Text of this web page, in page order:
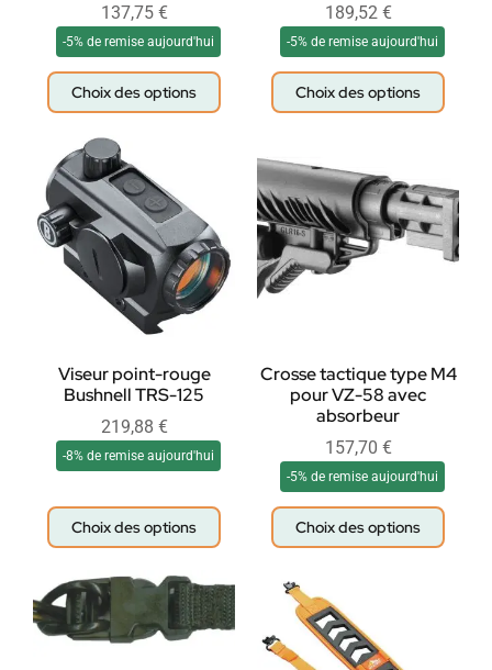
137,75 €
-5% de remise aujourd'hui
Choix des options
189,52 €
-5% de remise aujourd'hui
Choix des options
Viseur point-rouge
Bushnell TRS-125
219,88 €
-8% de remise aujourd'hui
Choix des options
Crosse tactique type M4
pour VZ-58 avec
absorbeur
157,70 €
-5% de remise aujourd'hui
Choix des options